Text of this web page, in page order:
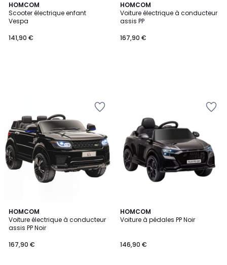
HOMCOM
Scooter électrique enfant
Vespa
141,90 €
HOMCOM
Voiture électrique à conducteur
assis PP
167,90 €
HOMCOM
Voiture électrique à conducteur
assis PP Noir
167,90 €
HOMCOM
Voiture à pédales PP Noir
146,90 €